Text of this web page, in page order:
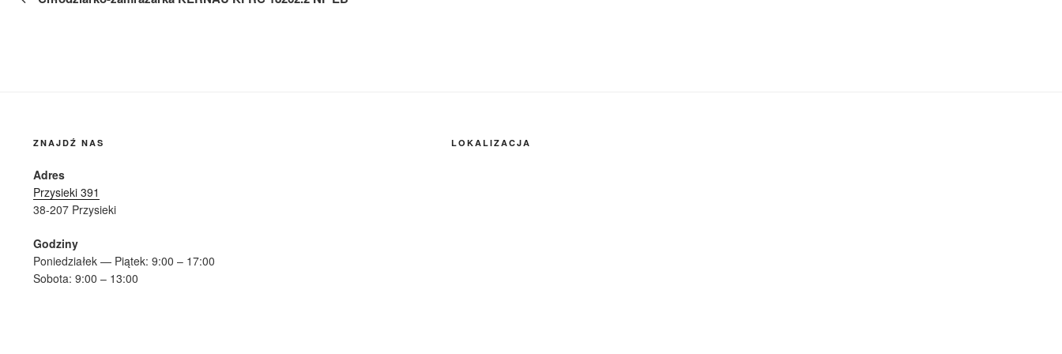
ZNAJDŹ NAS
Adres
Przysieki 391
38-207 Przysieki
Godziny
Poniedziałek — Piątek: 9:00 – 17:00
Sobota: 9:00 – 13:00
LOKALIZACJA